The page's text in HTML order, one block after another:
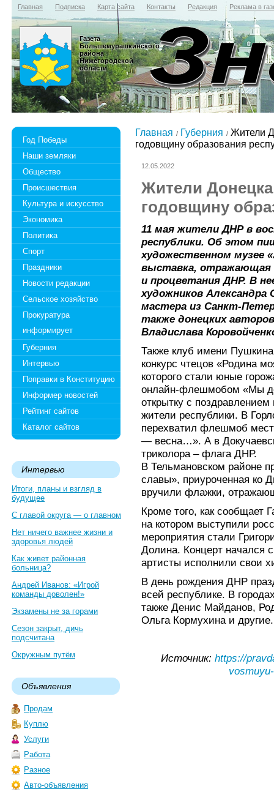
Главная Подписка Карта сайта Контакты Редакция Реклама в
Газета
Большемурашкинского
района
Нижегородской
области
Год Победы
Наши земляки
Общество
Происшествия
Культура и искусство
Экономика
Политика
Спорт
Праздники
Новости редакции
Сельское хозяйство
Прокуратура
информирует
Губерния
Интервью
Поправки в Конституцию
Информер новостей
Рейтинг сайтов
Каталог сайтов
Интервью
Итоги, планы и взгляд в
будущее
С главой округа — о главном
Нет ничего важнее жизни и
здоровья людей
Как живет районная
больница?
Андрей Иванов: «Игрой
команды доволен!»
Экзамены не за горами
Сезон закрыт, дичь
подсчитана
Окружным путём
Объявления
Продам
Куплю
Услуги
Работа
Разное
Авто-объявления
Главная Губерния
Жители
годовщину образования
12.05.2022
Жители
годовщину
11 мая жители ДНР в
республики. Об этом
художественном музее
выставка, отражающая
и процветания ДНР. В
художников
мастера из Санкт-
также донецких
Владислава
Также клуб имени
конкурс чтецов «Родина
которого стали юные
онлайн-флешмобом «Мы
открытку с
жители республики. В
перехватил флешмоб
— весна…». А в
триколора – флага ДНР.
В Тельмановском районе
славы», приуроченная ко
вручили флажки,
Кроме того, как сообщает
на котором выступили
мероприятия стали
Долина. Концерт начался
артисты исполнили свои
В день рождения ДНР
всей республике. В
также Денис Майданов,
Ольга Кормухина и
Источник: https://